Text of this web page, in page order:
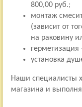
800,00 руб.;
монтаж
(зависит от
на раковину
установка
Наши специалисты
магазина и